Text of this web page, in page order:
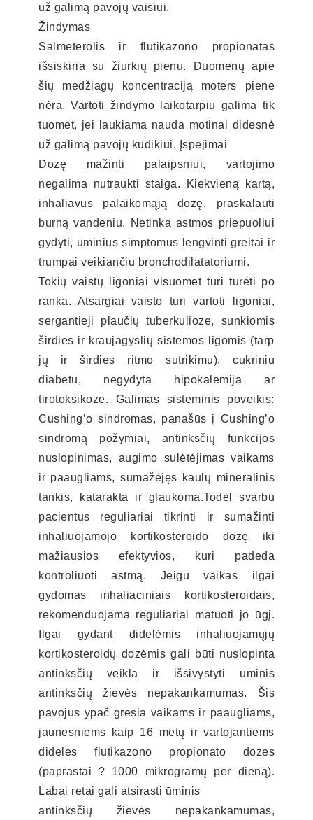
už galimą pavojų vaisiui.
Žindymas
Salmeterolis ir flutikazono propionatas
išsiskiria su žiurkių pienu. Duomenų apie
šių medžiagų koncentraciją moters piene
nėra. Vartoti žindymo laikotarpiu galima tik
tuomet, jei laukiama nauda motinai didesnė
už galimą pavojų kūdikiui. Įspėjimai
Dozę mažinti palaipsniui, vartojimo
negalima nutraukti staiga. Kiekvieną kartą,
inhaliavus palaikomąją dozę, praskalauti
burną vandeniu. Netinka astmos priepuoliui
gydyti, ūminius simptomus lengvinti greitai ir
trumpai veikiančiu bronchodilatatoriumi.
Tokių vaistų ligoniai visuomet turi turėti po
ranka. Atsargiai vaisto turi vartoti ligoniai,
sergantieji plaučių tuberkulioze, sunkiomis
širdies ir kraujagyslių sistemos ligomis (tarp
jų ir širdies ritmo sutrikimu), cukriniu
diabetu, negydyta hipokalemija ar
tirotoksikoze. Galimas sisteminis poveikis:
Cushing’o sindromas, panašūs į Cushing’o
sindromą požymiai, antinksčių funkcijos
nuslopinimas, augimo sulėtėjimas vaikams
ir paaugliams, sumažėjęs kaulų mineralinis
tankis, katarakta ir glaukoma.Todėl svarbu
pacientus reguliariai tikrinti ir sumažinti
inhaliuojamojo kortikosteroido dozę iki
mažiausios efektyvios, kuri padeda
kontroliuoti astmą. Jeigu vaikas ilgai
gydomas inhaliaciniais kortikosteroidais,
rekomenduojama reguliariai matuoti jo ūgį.
Ilgai gydant didelėmis inhaliuojamųjų
kortikosteroidų dozėmis gali būti nuslopinta
antinksčių veikla ir išsivystyti ūminis
antinksčių žievės nepakankamumas. Šis
pavojus ypač gresia vaikams ir paaugliams,
jaunesniems kaip 16 metų ir vartojantiems
dideles flutikazono propionato dozes
(paprastai ? 1000 mikrogramų per dieną).
Labai retai gali atsirasti ūminis
antinksčių žievės nepakankamumas,